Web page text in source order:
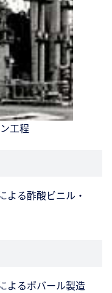
工程
よる酢酸ビニル・
よるポバール製造